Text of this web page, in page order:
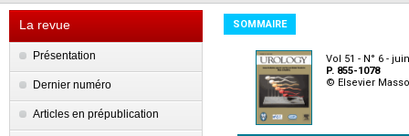
La revue
Présentation
Dernier numéro
Articles en prépublication
SOMMAIRE
Vol 51 - N° 6 -
P. 855-1078
© Elsevier